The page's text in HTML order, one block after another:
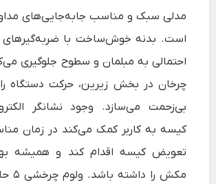
مدلی سبک و مناسب جابه‌جایی‌های مداوم
است. بدنه خوش‌ساخت با ضربه‌گیرهای
احتمالی به مبلمان و سطوح جلوگیری می‌کند.
چرخان در بخش زیرین، حرکت دستگاه را
بی‌زحمت می‌سازد. وجود نشانگر
کیسه به کاربر کمک می‌کند در زمان
تعویض کیسه اقدام کند و همیشه بهترین
مکش را داشته باشد.